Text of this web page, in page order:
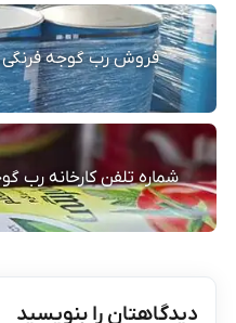
فروش رب گوجه فرنگی
شماره تلفن کارخانه
دیدگاهتان را بنویسید